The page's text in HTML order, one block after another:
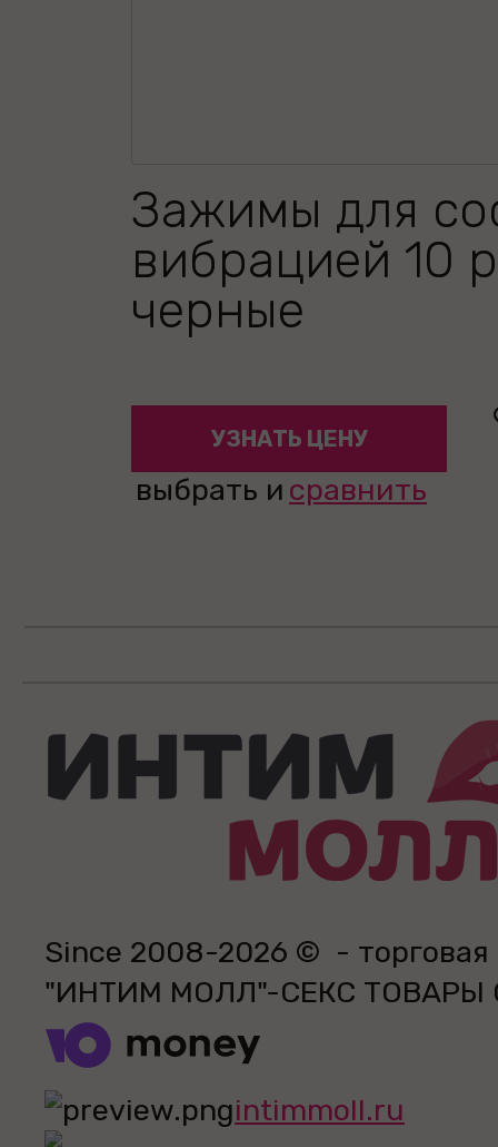
Зажимы для
вибрацией 10
черные
УЗНАТЬ ЦЕНУ
выбрать и сравнить
Since 2008-2026 © - торговая
"ИНТИМ МОЛЛ"-СЕКС
intimmoll.ru